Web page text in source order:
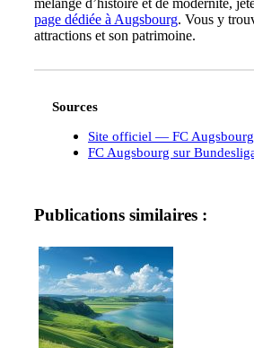
page dédiée à Augsbourg. Vous y
attractions et son patrimoine.
Sources
Site officiel — FC Augsbourg
FC Augsbourg sur
Publications similaires :